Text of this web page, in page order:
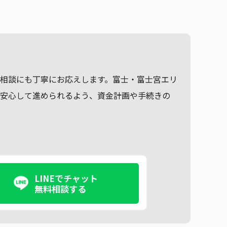
談にも丁寧にお応えします。富士・富士宮エリ
心して進められるよう、資金計画や手続きの
LINEでチャット
無料相談する